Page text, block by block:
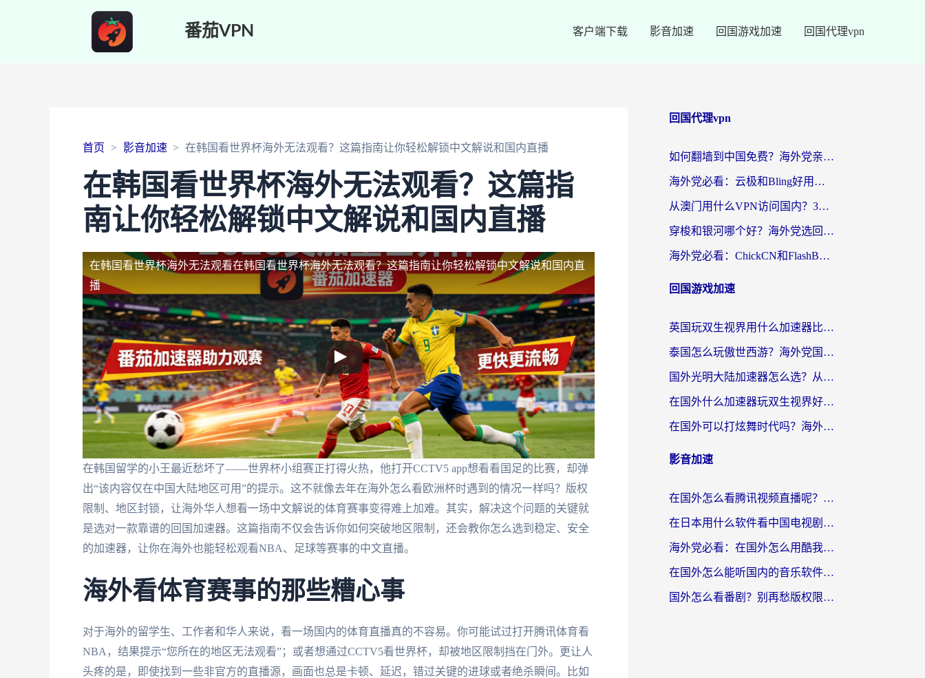
番茄VPN 客户端下载 影音加速 回国游戏加速 回国代理vpn
首页 影音加速 在韩国看世界杯海外无法观看？这篇指南让你轻松解锁中文解说和国内直播
在韩国看世界杯海外无法观看？这篇指
南让你轻松解锁中文解说和国内直播
在韩国看世界杯海外无法观看在韩国看世界杯海外无法观看？这篇指南让你轻松解锁中文解说和国内直
播
在韩国留学的小王最近愁坏了——世界杯小组赛正打得火热，他打开CCTV5 app想看看国足的比赛，却弹
出“该内容仅在中国大陆地区可用”的提示。这不就像去年在海外怎么看欧洲杯时遇到的情况一样吗？版权
限制、地区封锁，让海外华人想看一场中文解说的体育赛事变得难上加难。其实，解决这个问题的关键就
是选对一款靠谱的回国加速器。这篇指南不仅会告诉你如何突破地区限制，还会教你怎么选到稳定、安全
的加速器，让你在海外也能轻松观看NBA、足球等赛事的中文直播。
海外看体育赛事的那些糟心事
对于海外的留学生、工作者和华人来说，看一场国内的体育直播真的不容易。你可能试过打开腾讯体育看
NBA，结果提示“您所在的地区无法观看”；或者想通过CCTV5看世界杯，却被地区限制挡在门外。更让人
头疼的是，即使找到一些非官方的直播源，画面也总是卡顿、延迟，错过关键的进球或者绝杀瞬间。比如
回国代理vpn
如何翻墙到中国免费？海外党亲测：从踩坑到选对加速器的全攻略
海外党必看：云极和Bling好用吗？3分钟教你选对回国加速器
从澳门用什么VPN访问国内？3个实用标准帮你避开坑，无缝刷剧听歌
穿梭和银河哪个好？海外党选回国加速器的避坑指南，附番茄加速器实测体验
海外党必看：ChickCN和FlashBack好用吗？3招教你选对回国加速器（附云极、HomeCN、斧牛vs艾果对比）
回国游戏加速
英国玩双生视界用什么加速器比较好？海外党亲测有效的国服游戏加速方案
泰国怎么玩傲世西游？海外党国服游戏加速终极攻略（附光明大陆量子特攻实测）
国外光明大陆加速器怎么选？从卡顿到丝滑的终极指南（含德国玩走开外星人墨西哥玩俄罗斯方块技巧）
在国外什么加速器玩双生视界好用？海外党亲测不踩坑的终极指南
在国外可以打炫舞时代吗？海外玩家国服游戏加速全攻略（附实测推荐）
影音加速
在国外怎么看腾讯视频直播呢？留学生亲测有效的回国加速指南
在日本用什么软件看中国电视剧呢？留学生亲测有效的回国加速方案
海外党必看：在国外怎么用酷我音乐听音乐？告别“地区不支持”的实用指南
在国外怎么能听国内的音乐软件？别让版权限制断了你的“中文歌单”
国外怎么看番剧？别再愁版权限制！一个工具解决所有回国追剧难题